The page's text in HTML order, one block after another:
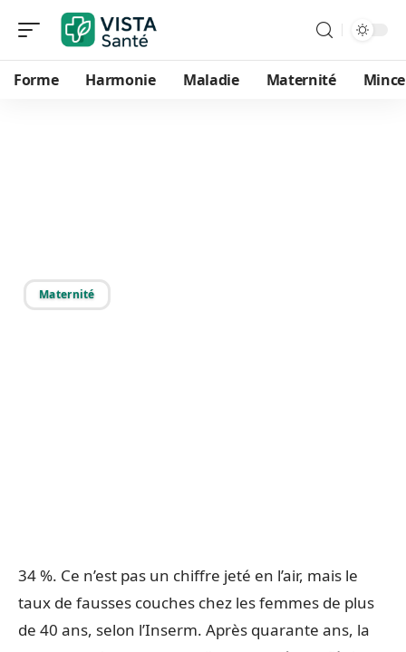
Forme Harmonie Maladie Maternité
Maternité
34 %. Ce n’est pas un chiffre jeté en l’air, mais le
taux de fausses couches chez les femmes de plus
de 40 ans, selon l’Inserm. Après quarante ans, la